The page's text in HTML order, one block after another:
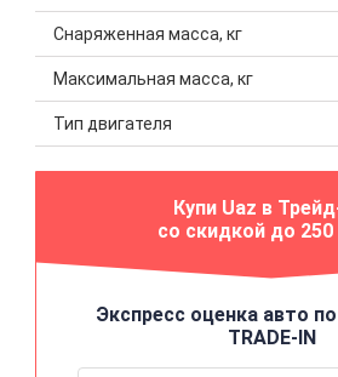
Снаряженная масса, кг
Максимальная масса, кг
Тип двигателя
Купи Uaz в
со скидкой до 250
Экспресс оценка авто
TRADE-IN